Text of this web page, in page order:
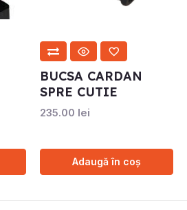
BUCSA CARDAN
SPRE CUTIE
235.00 lei
Adaugă în coș